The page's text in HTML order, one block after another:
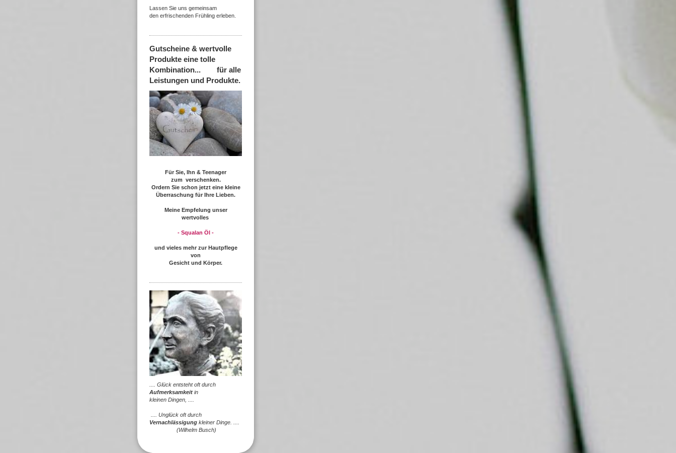
Lassen Sie uns gemeinsam
den erfrischenden Frühling erleben.
Gutscheine & wertvolle
Produkte eine tolle
Kombination... für alle
Leistungen und Produkte.
Für Sie, Ihn & Teenager
zum verschenken.
Ordern Sie schon jetzt eine kleine
Überraschung für Ihre Lieben.
Meine Empfelung unser
wertvolles
- Squalan Öl -
und vieles mehr zur Hautpflege
von
Gesicht und Körper.
.... Glück entsteht oft durch
Aufmerksamkeit in
kleinen Dingen, ....
.... Unglück oft durch
Vernachlässigung kleiner Dinge. ....
(Wilhelm Busch)